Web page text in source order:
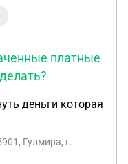
платные
деньги которая
Гулмира, г.